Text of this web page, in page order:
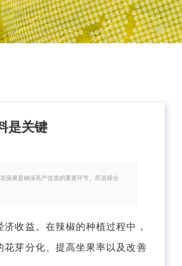
是关键
保果是确保高产优质的重要环节。而选择合
收益。在辣椒的种植过程中，
芽分化、提高坐果率以及改善